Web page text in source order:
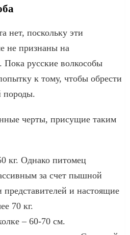
нет, поскольку эти
не признаны на
русские волкособы
к тому, чтобы обрести
породы.
черты, присущие таким
кг. Однако питомец
за счет пышной
представителей и настоящие
70 кг.
– 60-70 см.